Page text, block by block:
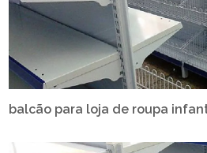
balcão para loja de roupa